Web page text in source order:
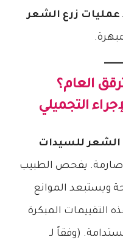
عمليات زرع الشعر
العام؟
التجميلي
الشعر للسيدات
صارمة. يفحص الطبيب
ويستبعد الموانع
التقييمات المبكرة
(وفقاً لـ